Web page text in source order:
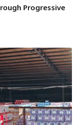
Progressive